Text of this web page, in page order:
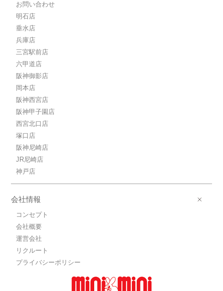
お問い合わせ
明石店
垂水店
兵庫店
三宮駅前店
六甲道店
阪神御影店
岡本店
阪神西宮店
阪神甲子園店
西宮北口店
塚口店
阪神尼崎店
JR尼崎店
神戸店
会社情報
コンセプト
会社概要
運営会社
リクルート
プライバシーポリシー